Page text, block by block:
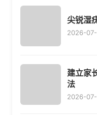
尖锐湿
2026-
建立家
法
2026-